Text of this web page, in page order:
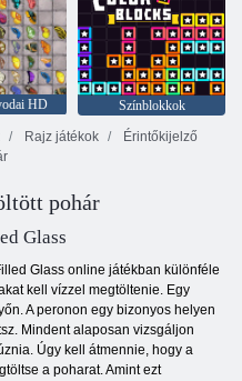
HD
Színblokkok
Rajz játékok
Érintőkijelző
pohár
Glass
Glass online játékban különféle
kell vízzel megtöltenie. Egy
A peronon egy bizonyos helyen
Mindent alaposan vizsgáljon
Úgy kell átmennie, hogy a
a poharat. Amint ezt